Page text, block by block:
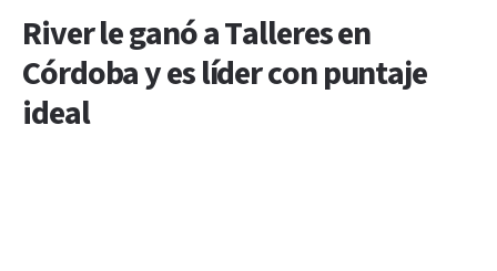
River le ganó a Talleres en
Córdoba y es líder con puntaje
ideal